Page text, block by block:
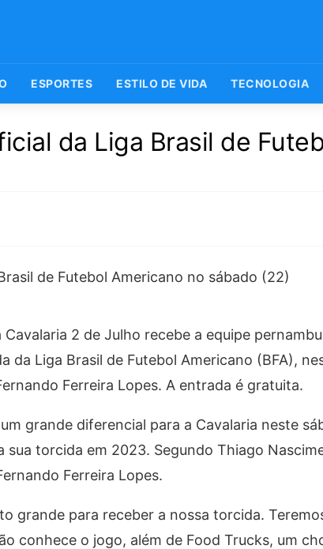
ESPORTES ESTILO DE VIDA TECNOLOGIA
da Liga Brasil de
2 de Julho recebe a equipe
da Liga Brasil de Futebol Americano (BFA),
Ferreira Lopes. A entrada é gratuita.
grande diferencial para a Cavalaria neste
sua torcida em 2023. Segundo Thiago
Ferreira Lopes.
grande para receber a nossa torcida.
conhece o jogo, além de Food Trucks, um